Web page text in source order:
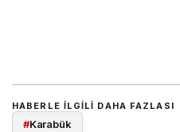
HABERLE ILGILI DAHA FAZLASI
#Karabük